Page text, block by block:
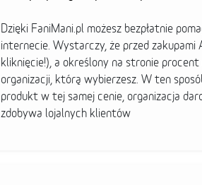
Dzięki FaniMani.pl możesz bezpłatnie
internecie. Wystarczy, że przed
kliknięcie!), a określony na stronie
organizacji, którą wybierzesz. W ten
produkt w tej samej cenie, organizacja
zdobywa lojalnych klientów